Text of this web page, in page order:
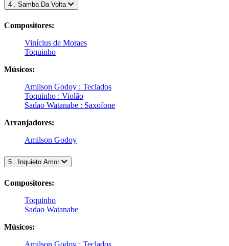
4 . Samba Da Volta
Compositores:
Vinícius de Moraes
Toquinho
Músicos:
Amilson Godoy : Teclados
Toquinho : Violão
Sadao Watanabe : Saxofone
Arranjadores:
Amilson Godoy
5 . Inquieto Amor
Compositores:
Toquinho
Sadao Watanabe
Músicos:
Amilson Godoy : Teclados